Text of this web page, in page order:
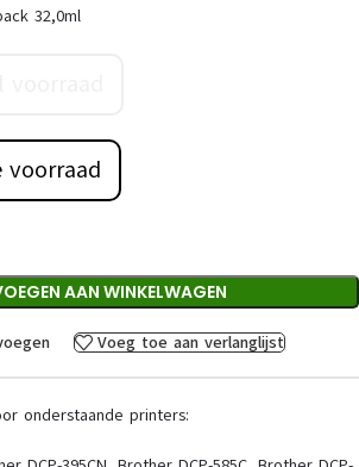
32,0ml
AAN WINKELWAGEN
Voeg toe aan verlanglijst
onderstaande printers: